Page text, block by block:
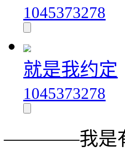
1045373278
就是我约定
1045373278
————我是